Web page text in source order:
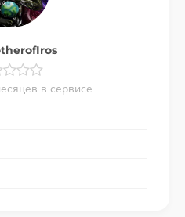
в сервисе